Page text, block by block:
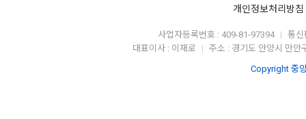
개인정보처리방침
사업자등록번호 : 409-81-97394 | 통
대표이사 : 이재로 | 주소 : 경기도 안양시 만
Copyright 중